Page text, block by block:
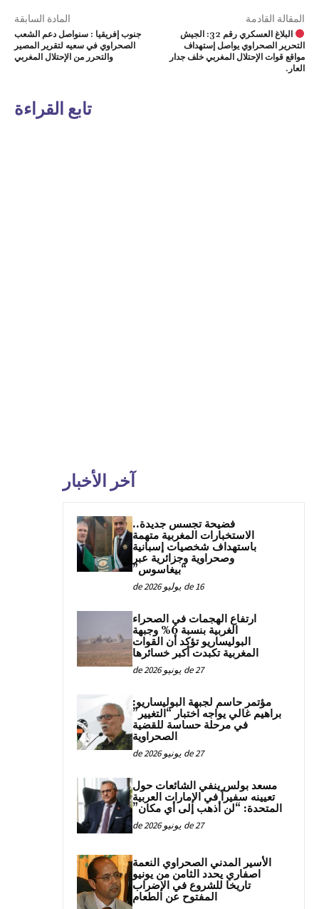
المادة السابقة
جنوب إفريقيا : سنواصل دعم الشعب
الصحراوي في سعيه لتقرير المصير
والتحرر من الإحتلال المغربي
المقالة القادمة
البلاغ العسكري رقم 32: الجيش
التحرير الصحراوي يواصل إستهداف
مواقع قوات الإحتلال المغربي خلف جدار
العار.
تابع القراءة
آخر الأخبار
فضيحة تجسس جديدة..
الاستخبارات المغربية متهمة
باستهداف شخصيات إسبانية
وصحراوية وجزائرية عبر
“بيغاسوس”
16 de يوليو de 2026
ارتفاع الهجمات في الصحراء
الغربية بنسبة 6% وجبهة
البوليساريو تؤكد أن القوات
المغربية تكبدت أكبر خسائرها
27 de يونيو de 2026
مؤتمر حاسم لجبهة البوليساريو:
براهيم غالي يواجه اختبار “التغيير”
في مرحلة حساسة للقضية
الصحراوية
27 de يونيو de 2026
مسعد بولس ينفي الشائعات حول
تعيينه سفيراً في الإمارات العربية
المتحدة: “لن أذهب إلى أي مكان”
27 de يونيو de 2026
الأسير المدني الصحراوي النعمة
اصفاري يحدد الثامن من يونيو
تاريخا للشروع في الإضراب
المفتوح عن الطعام